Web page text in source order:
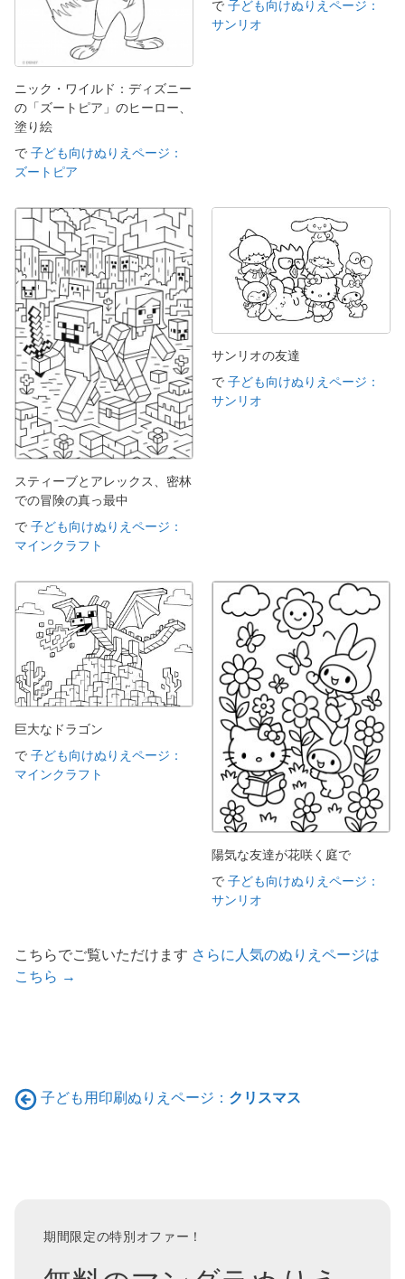
ニック・ワイルド：ディズニー
の「ズートピア」のヒーロー、
塗り絵
で 子ども向けぬりえページ：
ズートピア
で 子ども向けぬりえページ：
サンリオ
スティーブとアレックス、密林
での冒険の真っ最中
で 子ども向けぬりえページ：
マインクラフト
サンリオの友達
で 子ども向けぬりえページ：
サンリオ
巨大なドラゴン
で 子ども向けぬりえページ：
マインクラフト
陽気な友達が花咲く庭で
で 子ども向けぬりえページ：
サンリオ
こちらでご覧いただけます さらに人気のぬりえページは
こちら →
子ども用印刷ぬりえページ： クリスマス
期間限定の特別オファー！